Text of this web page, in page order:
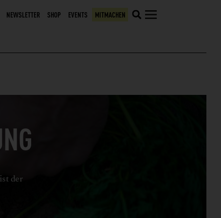
NEWSLETTER SHOP EVENTS MITMACHEN
der